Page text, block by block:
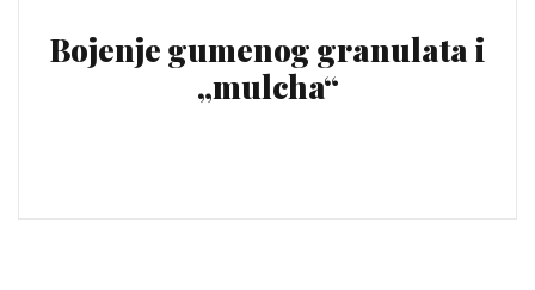
Bojenje gumenog granulata i
„mulcha“